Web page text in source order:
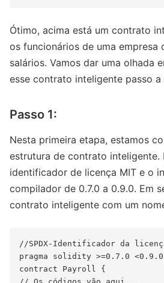
Ótimo, acima está um contrato
os funcionários de uma empresa
salários. Vamos dar uma olhada
esse contrato inteligente passo a
Passo 1:
Nesta primeira etapa, estamos
estrutura de contrato inteligente.
identificador de licença MIT e o
compilador de 0.7.0 a 0.9.0. Em
contrato inteligente com um
//SPDX-Identificador da
pragma solidity >=0.7.0
contract Payroll {